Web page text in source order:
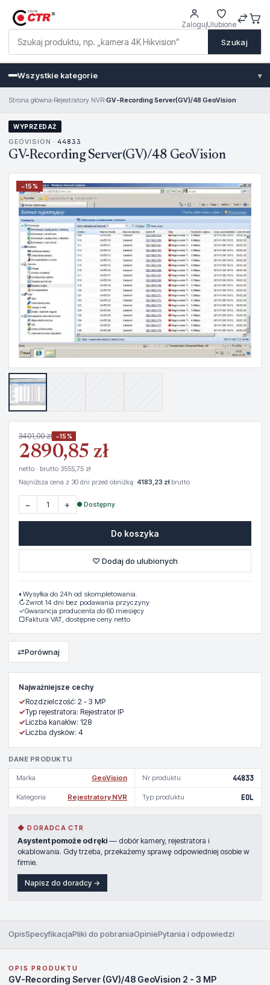
Szukaj
ZalogujUlubione
Wszystkie kategorie ▾
Strona główna›Rejestratory NVR›GV-Recording Server(GV)/48 GeoVision
WYPRZEDAŻ
GEOVISION · 44833
GV-Recording Server(GV)/48 GeoVision
−15%
Najważniejsze cechy
✓Rozdzielczość: 2 - 3 MP
✓Typ rejestratora: Rejestrator IP
✓Liczba kanałów: 128
✓Liczba dysków: 4
DANE PRODUKTU
Marka GeoVision Nr produktu 44833
Kategoria Rejestratory NVR Typ produktu EOL
◆ DORADCA CTR
Asystent pomoże od ręki — dobór kamery, rejestratora i
okablowania. Gdy trzeba, przekażemy sprawę odpowiedniej osobie w
firmie.
Napisz do doradcy →
3401,00 zł −15%
2890,85 zł
netto · brutto 3555,75 zł
Najniższa cena z 30 dni przed obniżką: 4183,23 złbrutto
− + ● Dostępny
Do koszyka
♡ Dodaj do ulubionych
◐ Wysyłka do 24h od skompletowania.
↻Zwrot 14 dni bez podawania przyczyny
✓Gwarancja producenta do 60 miesięcy
▢Faktura VAT, dostępne ceny netto
⇄Porównaj
OpisSpecyfikacjaPliki do pobraniaOpiniePytania i odpowiedzi
OPIS PRODUKTU
GV-Recording Server (GV)/48 GeoVision 2 - 3 MP